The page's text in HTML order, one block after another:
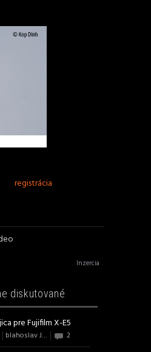
registrácia
Inzercia
diskutované
pre Fujifilm X-E5
blahoslav J B Art 2